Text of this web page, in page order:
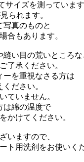
サイズを測っていま
られます。
写真のものと
合もあります。
縫い目の荒いところな
了承ください。
ーを重視なさる方は
ださい。
ていません。
は綿の温度で
かけてください。
いますので、
ト用洗剤をお使いく